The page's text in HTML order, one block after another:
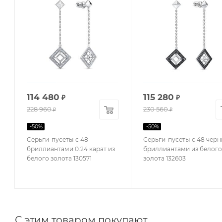
Серьги-пусеты с 48
бриллиантами 0.24 карат из
белого золота 130571
114 480 ₽
228 960₽
-50%
Серьги-пусеты с 48
бриллиантами из белого
золота 132603
115 280 ₽
230 560₽
-50%